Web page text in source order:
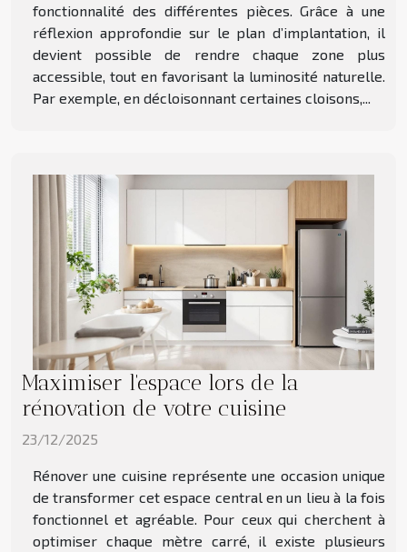
fonctionnalité des différentes pièces. Grâce à une
réflexion approfondie sur le plan d’implantation, il
devient possible de rendre chaque zone plus
accessible, tout en favorisant la luminosité naturelle.
Par exemple, en décloisonnant certaines cloisons,...
Maximiser l'espace lors de la
rénovation de votre cuisine
23/12/2025
Rénover une cuisine représente une occasion unique
de transformer cet espace central en un lieu à la fois
fonctionnel et agréable. Pour ceux qui cherchent à
optimiser chaque mètre carré, il existe plusieurs